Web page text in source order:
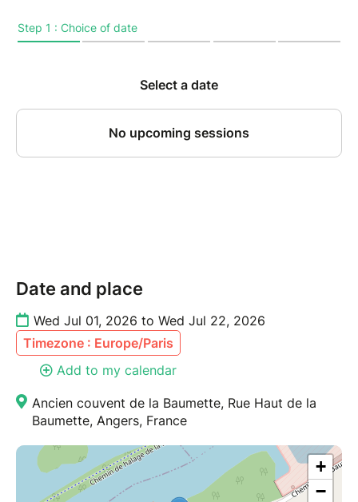
Date and place
Wed Jul 01, 2026 to Wed Jul 22, 2026
Timezone : Europe/Paris
Add to my calendar
Ancien couvent de la Baumette, Rue Haut de la
Baumette, Angers, France
+
−